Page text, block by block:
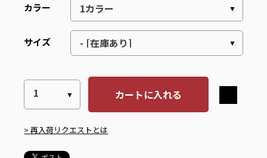
カラー
サイズ
カートに入れる
> 再入荷リクエストとは